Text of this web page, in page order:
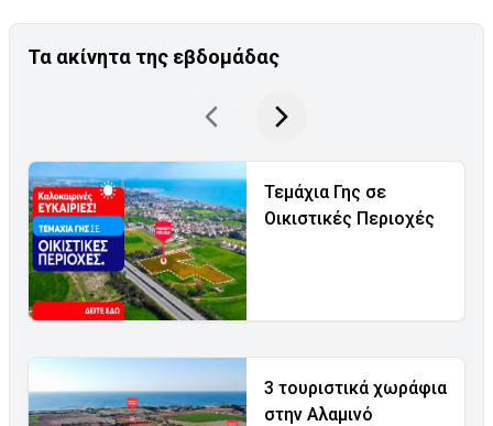
Τα ακίνητα της εβδομάδας
Τεμάχια Γης σε
Οικιστικές Περιοχές
3 τουριστικά χωράφια
στην Αλαμινό